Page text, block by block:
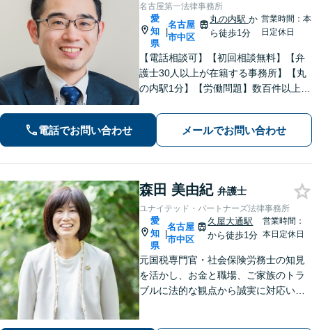
名古屋第一法律事務所
愛
知
県
|
名古屋
市中区
丸の内駅か
ら徒歩1分
営業時間：本
日定休日
【電話相談可】【初回相談無料】【弁
護士30人以上が在籍する事務所】【丸
の内駅1分】【労働問題】数百件以上の
害など。企業法務、相続、交通事故､不
動産、離婚問題、などもお任せくださ
い
電話でお問い合わせ メールでお問い合わせ
森田 美由紀 弁護士
ユナイテッド・パートナーズ法律事務所
愛
知
県
|
名古屋
市中区
久屋大通駅
から徒歩1分
営業時間：
本日定休日
元国税専門官・社会保険労務士の知見
を活かし、お金と職場、ご家族のトラ
ブルに法的な観点から誠実に対応いた